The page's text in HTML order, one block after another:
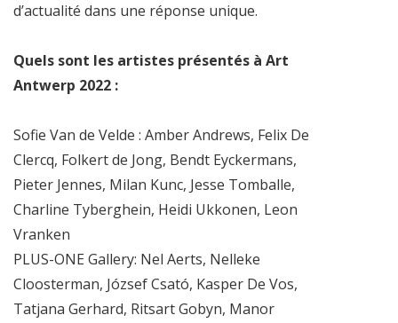
d’actualité dans une réponse unique.
Quels sont les artistes présentés à Art
Antwerp 2022 :
Sofie Van de Velde : Amber Andrews, Felix De
Clercq, Folkert de Jong, Bendt Eyckermans,
Pieter Jennes, Milan Kunc, Jesse Tomballe,
Charline Tyberghein, Heidi Ukkonen, Leon
Vranken
PLUS-ONE Gallery: Nel Aerts, Nelleke
Cloosterman, József Csató, Kasper De Vos,
Tatjana Gerhard, Ritsart Gobyn, Manor